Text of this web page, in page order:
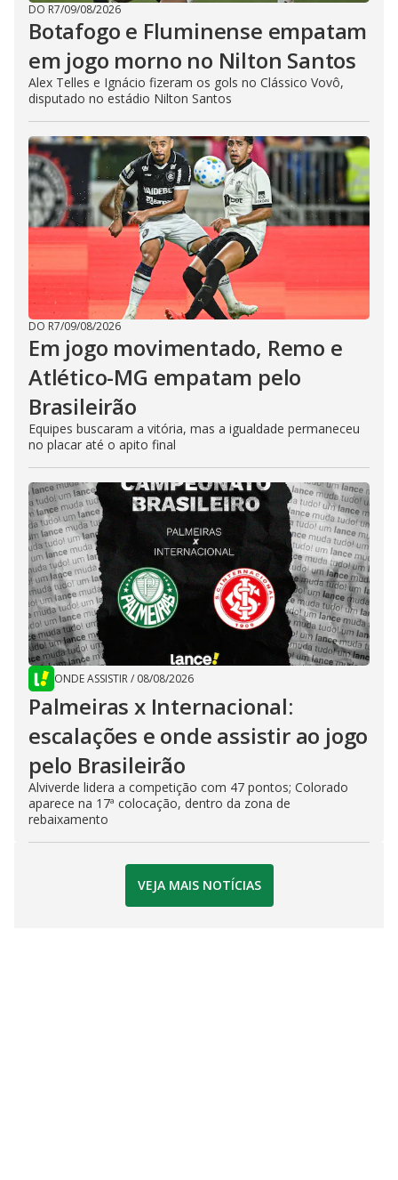
DO R7/09/08/2026
Botafogo e Fluminense empatam
em jogo morno no Nilton Santos
Alex Telles e Ignácio fizeram os gols no Clássico Vovô,
disputado no estádio Nilton Santos
DO R7/09/08/2026
Em jogo movimentado, Remo e
Atlético-MG empatam pelo
Brasileirão
Equipes buscaram a vitória, mas a igualdade permaneceu
no placar até o apito final
ONDE ASSISTIR/ 08/08/2026
Palmeiras x Internacional:
escalações e onde assistir ao jogo
pelo Brasileirão
Alviverde lidera a competição com 47 pontos; Colorado
aparece na 17ª colocação, dentro da zona de
rebaixamento
VEJA MAIS NOTÍCIAS